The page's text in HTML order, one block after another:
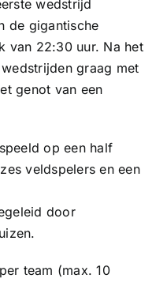
wedstrijd
de gigantische
van 22:30 uur. Na het
graag met
genot van een
op een half
veldspelers en een
door
team (max. 10